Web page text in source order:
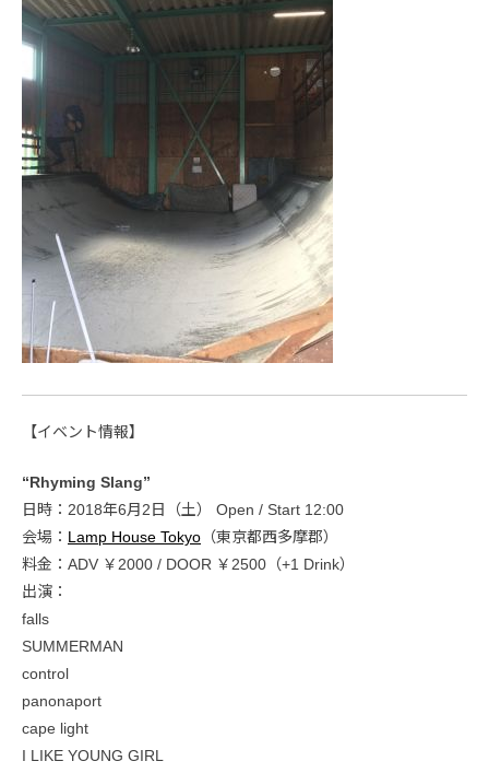
【イベント情報】
“Rhyming Slang”
日時：2018年6月2日（土） Open / Start 12:00
会場： Lamp House Tokyo （東京都西多摩郡）
料金：ADV ￥2000 / DOOR ￥2500（+1 Drink）
出演：
falls
SUMMERMAN
control
panonaport
cape light
I LIKE YOUNG GIRL